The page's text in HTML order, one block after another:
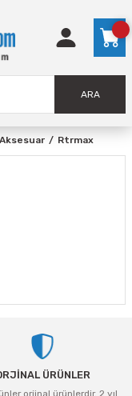
ARA
Rtrmax
ÜRÜNLER
orjinal ürünlerdir. 2 yıl